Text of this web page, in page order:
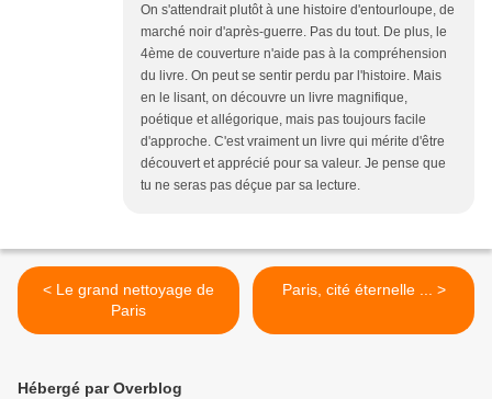
On s'attendrait plutôt à une histoire d'entourloupe, de
marché noir d'après-guerre. Pas du tout. De plus, le
4ème de couverture n'aide pas à la compréhension
du livre. On peut se sentir perdu par l'histoire. Mais
en le lisant, on découvre un livre magnifique,
poétique et allégorique, mais pas toujours facile
d'approche. C'est vraiment un livre qui mérite d'être
découvert et apprécié pour sa valeur. Je pense que
tu ne seras pas déçue par sa lecture.
< Le grand nettoyage de
Paris
Paris, cité éternelle ... >
Hébergé par Overblog